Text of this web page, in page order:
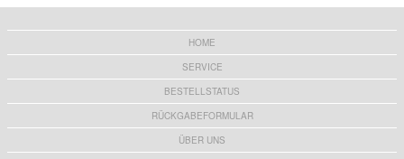
HOME
SERVICE
BESTELLSTATUS
RÜCKGABEFORMULAR
ÜBER UNS